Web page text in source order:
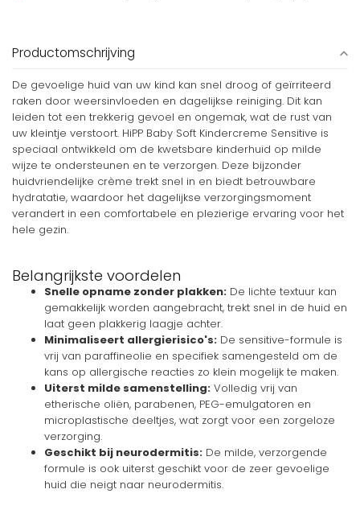
Productomschrijving
De gevoelige huid van uw kind kan snel droog of geïrriteerd
raken door weersinvloeden en dagelijkse reiniging. Dit kan
leiden tot een trekkerig gevoel en ongemak, wat de rust van
uw kleintje verstoort. HiPP Baby Soft Kindercreme Sensitive is
speciaal ontwikkeld om de kwetsbare kinderhuid op milde
wijze te ondersteunen en te verzorgen. Deze bijzonder
huidvriendelijke crème trekt snel in en biedt betrouwbare
hydratatie, waardoor het dagelijkse verzorgingsmoment
verandert in een comfortabele en plezierige ervaring voor het
hele gezin.
Belangrijkste voordelen
Snelle opname zonder plakken: De lichte textuur kan
gemakkelijk worden aangebracht, trekt snel in de huid en
laat geen plakkerig laagje achter.
Minimaliseert allergierisico's: De sensitive-formule is
vrij van paraffineolie en specifiek samengesteld om de
kans op allergische reacties zo klein mogelijk te maken.
Uiterst milde samenstelling: Volledig vrij van
etherische oliën, parabenen, PEG-emulgatoren en
microplastische deeltjes, wat zorgt voor een zorgeloze
verzorging.
Geschikt bij neurodermitis: De milde, verzorgende
formule is ook uiterst geschikt voor de zeer gevoelige
huid die neigt naar neurodermitis.